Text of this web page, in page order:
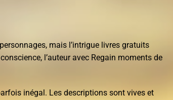
mais l’intrigue livres gratuits
l’auteur avec Regain moments de
inégal. Les descriptions sont vives et